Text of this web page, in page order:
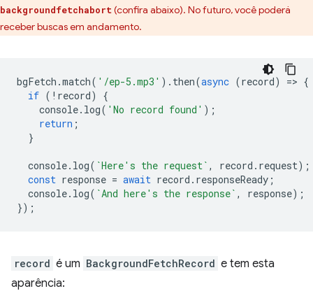
backgroundfetchabort (confira abaixo). No futuro, você poderá
receber buscas em andamento.
bgFetch .match( '/ep-5.mp3' ). then(async (record) => {
if ( ! record)
{
console. log( 'No record found' );
return ;
}
console. log( `Here's the request` , record . request);
const response = await record . responseReady ;
console. log( `And here's the response` , response);
});
record é um BackgroundFetchRecord e tem esta
aparência: